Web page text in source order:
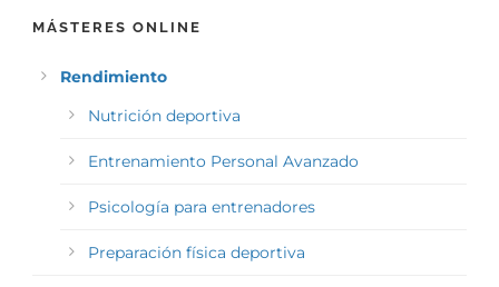
MÁSTERES ONLINE
Rendimiento
Nutrición deportiva
Entrenamiento Personal Avanzado
Psicología para entrenadores
Preparación física deportiva